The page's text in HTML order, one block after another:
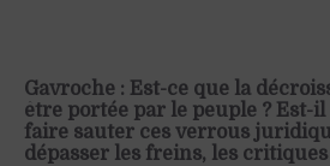
Gavroche : Est-ce que la
être portée par le peuple ? Est-il
faire sauter ces verrous
dépasser les freins, les critiques